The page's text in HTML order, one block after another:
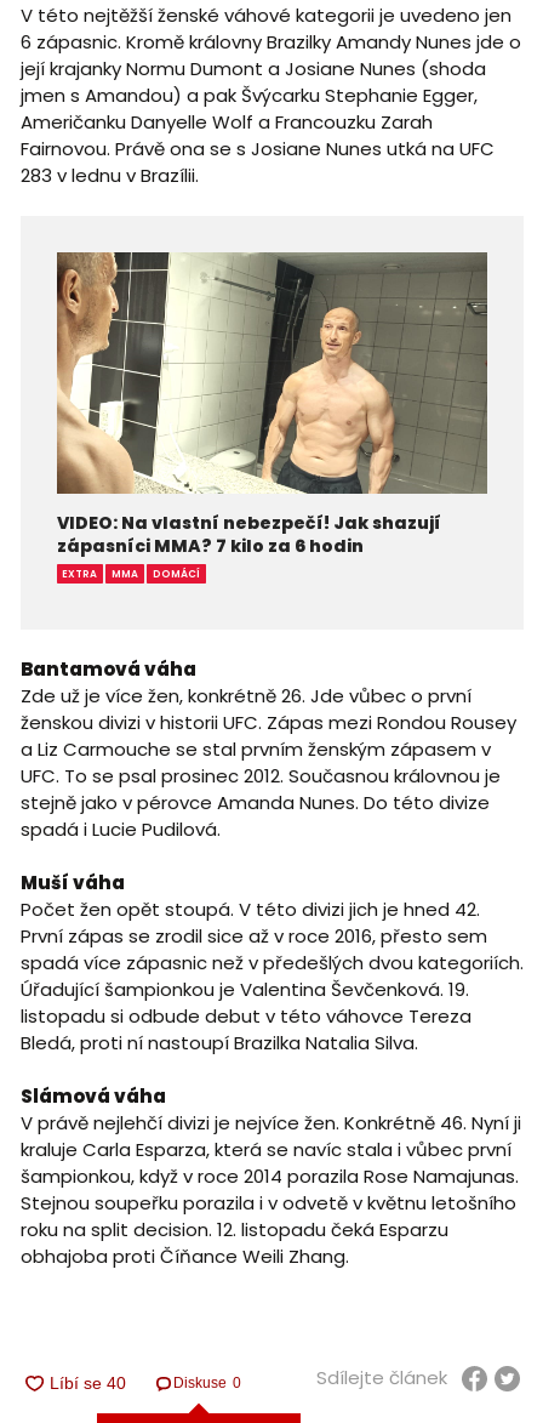
V této nejtěžší ženské váhové kategorii je uvedeno jen
6 zápasnic. Kromě královny Brazilky Amandy Nunes jde o
její krajanky Normu Dumont a Josiane Nunes (shoda
jmen s Amandou) a pak Švýcarku Stephanie Egger,
Američanku Danyelle Wolf a Francouzku Zarah
Fairnovou. Právě ona se s Josiane Nunes utká na UFC
283 v lednu v Brazílii.
VIDEO: Na vlastní nebezpečí! Jak shazují
zápasníci MMA? 7 kilo za 6 hodin
EXTRA MMA DOMÁCÍ
Bantamová váha
Zde už je více žen, konkrétně 26. Jde vůbec o první
ženskou divizi v historii UFC. Zápas mezi Rondou Rousey
a Liz Carmouche se stal prvním ženským zápasem v
UFC. To se psal prosinec 2012. Současnou královnou je
stejně jako v pérovce Amanda Nunes. Do této divize
spadá i Lucie Pudilová.
Muší váha
Počet žen opět stoupá. V této divizi jich je hned 42.
První zápas se zrodil sice až v roce 2016, přesto sem
spadá více zápasnic než v předešlých dvou kategoriích.
Úřadující šampionkou je Valentina Ševčenková. 19.
listopadu si odbude debut v této váhovce Tereza
Bledá, proti ní nastoupí Brazilka Natalia Silva.
Slámová váha
V právě nejlehčí divizi je nejvíce žen. Konkrétně 46. Nyní ji
kraluje Carla Esparza, která se navíc stala i vůbec první
šampionkou, když v roce 2014 porazila Rose Namajunas.
Stejnou soupeřku porazila i v odvetě v květnu letošního
roku na split decision. 12. listopadu čeká Esparzu
obhajoba proti Číňance Weili Zhang.
Diskuse 0 Sdílejte článek